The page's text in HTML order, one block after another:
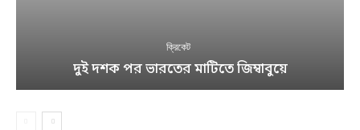
ক্রিকেট
দুই দশক পর ভারতের মাটিতে জিম্বাবুয়ে